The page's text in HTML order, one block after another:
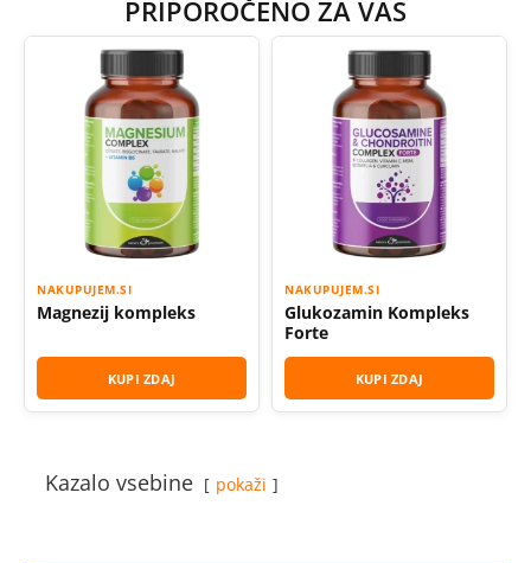
PRIPOROČENO ZA VAS
NAKUPUJEM.SI
Magnezij kompleks
KUPI ZDAJ
NAKUPUJEM.SI
Glukozamin Kompleks
Forte
KUPI ZDAJ
Kazalo vsebine pokaži